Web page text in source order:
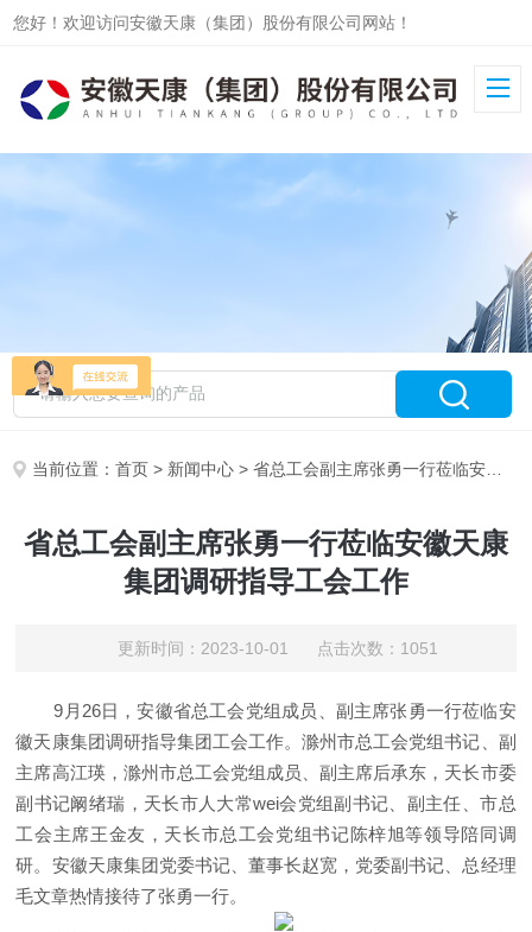
您好！欢迎访问安徽天康（集团）股份有限公司网站！
当前位置：首页 > 新闻中心 > 省总工会副主席张勇一行莅临安徽天康集团调研指导工会工作
省总工会副主席张勇一行莅临安徽天康
集团调研指导工会工作
更新时间：2023-10-01 点击次数：1051
9月26日，安徽省总工会党组成员、副主席张勇一行莅临安
徽天康集团调研指导集团工会工作。滁州市总工会党组书记、副
主席高江瑛，滁州市总工会党组成员、副主席后承东，天长市委
副书记阚绪瑞，天长市人大常wei会党组副书记、副主任、市总
工会主席王金友，天长市总工会党组书记陈梓旭等领导陪同调
研。安徽天康集团党委书记、董事长赵宽，党委副书记、总经理
毛文章热情接待了张勇一行。